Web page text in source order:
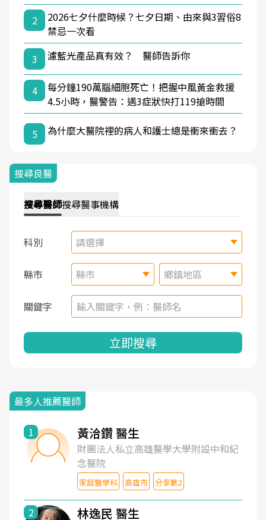
2
2026七夕什麼時候？七夕日期、由來與3習俗8
禁忌一次看
3
濾藍光產品真有效？ 醫師告訴你
4
每分鐘190萬腦細胞死亡！把握中風黃金救援
4.5小時，醫警告：遇3症狀快打119搶時間
5 為什麼大醫院裡的病人和護士總是衝來衝去？
搜尋良醫
搜尋醫師搜尋醫事機構
科別 請選擇
縣市 縣市 鄉鎮地區
關鍵字
立即搜尋
最多人推薦醫師
1 黃洽鑽 醫生
財團法人私立高雄醫學大學附設中和紀
念醫院
家庭醫學科 高雄市 分享數2
2 林逸民 醫生